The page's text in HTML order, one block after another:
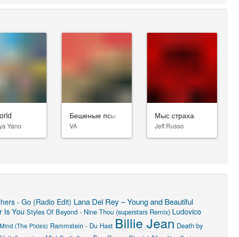
Yano
Бешеные псы
VA
Мыс страха
Jeff Russo
- Go (Radio Edit) Lana Del Rey – Young and Beautiful
Is You Styles Of Beyond - Nine Thou (superstars Remix) Ludovico
(The Pixies) Rammstein - Du Hast Billie Jean Death by